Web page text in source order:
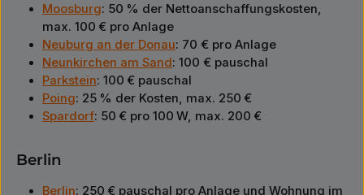
Moosburg: 50 % der Nettoanschaffungskosten,
max. 100 € pro Anlage
Neuburg an der Donau: 70 € pro Anlage
Neunkirchen am Sand : 100 € pauschal
Parkstein: 100 € pauschal
Poing: 25 % der Kosten, max. 250 €
Spardorf: 50 € pro 100 W, max. 200 €
Berlin
Berlin: 250 € pauschal pro Anlage und Wohnung im